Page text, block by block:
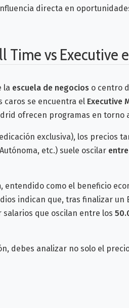
directa en
Time vs Executive
la escuela de negocios o centro
caros se encuentra el Executive
ofrecen programas en torno
exclusiva), los precios
etc.) suele oscilar
, entendido como el beneficio
indican que, tras finalizar un
que oscilan entre los
debes analizar no solo el